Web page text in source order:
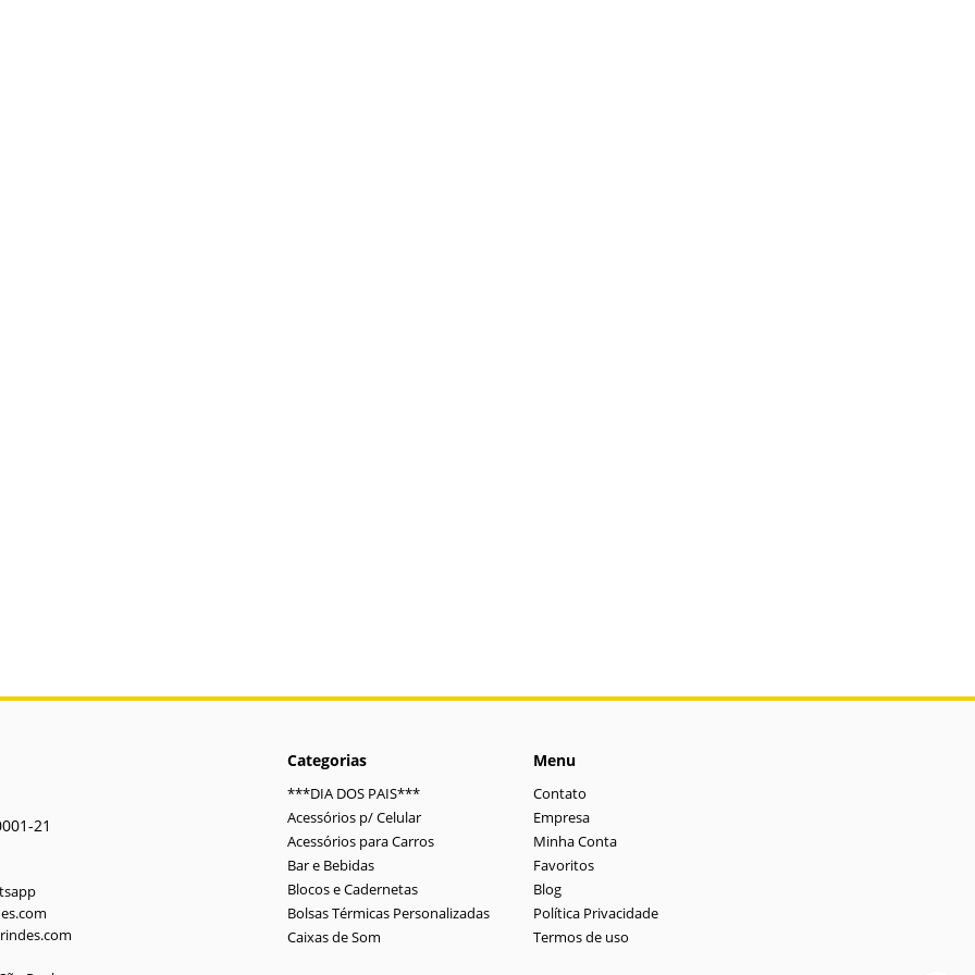
21
Categorias
***DIA DOS PAIS***
Acessórios p/ Celular
Acessórios para Carros
Bar e Bebidas
Blocos e Cadernetas
Bolsas Térmicas Personalizadas
Caixas de Som
Menu
Contato
Empresa
Minha Conta
Favoritos
Blog
Política Privacidade
Termos de uso